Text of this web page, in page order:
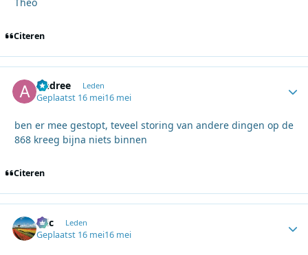
Citeren
Andree Leden
Geplaatst 16 mei16 mei
ben er mee gestopt, teveel storing van andere dingen op de
868 kreeg bijna niets binnen
Citeren
Eric Leden
Geplaatst 16 mei16 mei